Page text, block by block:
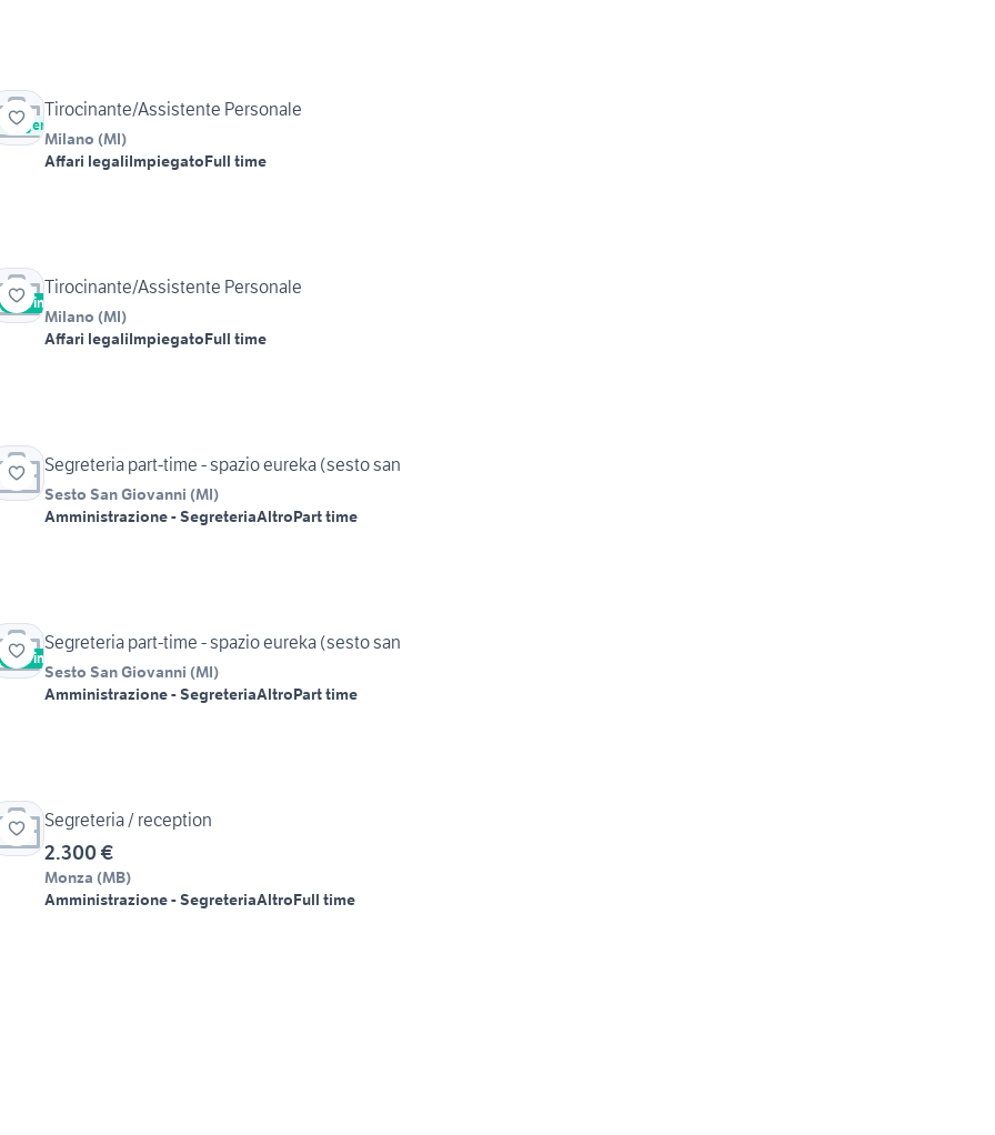
Urgente
Tirocinante/Assistente Personale
Milano (MI)
Affari legaliImpiegatoFull time
Vetrina
Tirocinante/Assistente Personale
Milano (MI)
Affari legaliImpiegatoFull time
Segreteria part-time - spazio eureka (sesto san
Sesto San Giovanni (MI)
Amministrazione - SegreteriaAltroPart time
Vetrina
Segreteria part-time - spazio eureka (sesto san
Sesto San Giovanni (MI)
Amministrazione - SegreteriaAltroPart time
Segreteria / reception
2.300 €
Monza (MB)
Amministrazione - SegreteriaAltroFull time